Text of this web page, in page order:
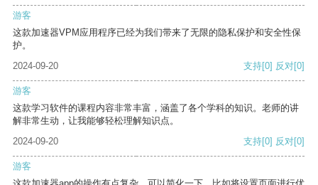
游客
这款加速器VPM应用程序已经为我们带来了无限的隐私保护和安全性保
护。
2024-09-20
支持[0] 反对[0]
游客
这款学习软件的课程内容非常丰富，涵盖了各个学科的知识。老师的讲
解非常生动，让我能够轻松理解知识点。
2024-09-20
支持[0] 反对[0]
游客